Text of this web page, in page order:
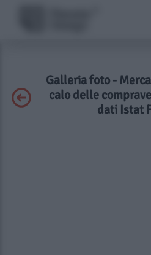
Galleria foto -
calo delle
dati Istat